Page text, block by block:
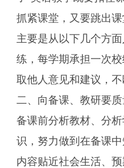
抓紧课堂，又要跳出
主要是从以下几个方
练，每学期承担一次
取他人意见和建议，不
二、向备课、教研要
备课前分析教材、分
识，努力做到在备课
内容贴近社会生活、